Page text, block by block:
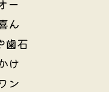
ー
ん
歯石
け
ン